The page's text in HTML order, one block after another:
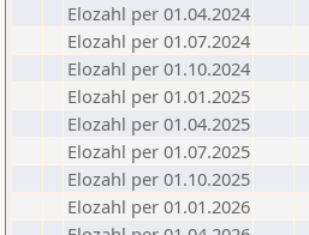
Elozahl per 01.04.2024
Elozahl per 01.07.2024
Elozahl per 01.10.2024
Elozahl per 01.01.2025
Elozahl per 01.04.2025
Elozahl per 01.07.2025
Elozahl per 01.10.2025
Elozahl per 01.01.2026